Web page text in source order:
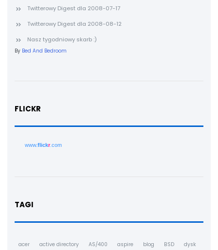
Twitterowy Digest dla 2008-07-17
Twitterowy Digest dla 2008-08-12
Nasz tygodniowy skarb :)
By Bed And Bedroom
FLICKR
www.flickr.com
TAGI
acer active directory AS/400 aspire blog BSD dysk